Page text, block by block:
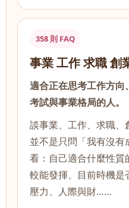
358 則 FAQ
事業 工作 求職 創
適合正在思考工作方向
考試與事業格局的人。
談事業、工作、求職
並不是只問「我有沒
看：自己適合什麼性質
較能發揮、目前時機是
壓力、人際與財……